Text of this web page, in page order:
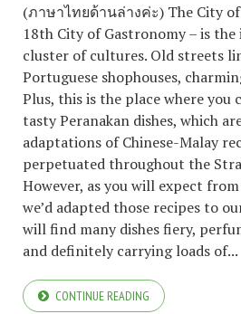
(ภาษาไทยด้านล่างค่ะ) The City of
18th City of Gastronomy – is the
cluster of cultures. Old streets
Portuguese shophouses,
Plus, this is the place where you
tasty Peranakan dishes, which
adaptations of Chinese-Malay
perpetuated throughout the
However, as you will expect
we’d adapted those recipes to
will find many dishes fiery,
and definitely carrying loads of...
CONTINUE READING